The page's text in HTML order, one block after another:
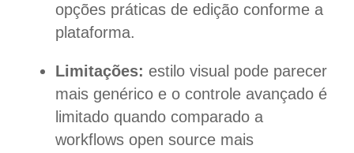
opções práticas de edição conforme a
plataforma.
Limitações: estilo visual pode parecer
mais genérico e o controle avançado é
limitado quando comparado a
workflows open source mais